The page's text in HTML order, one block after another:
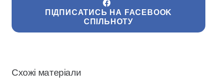
ПІДПИСАТИСЬ НА FACEBOOK
СПІЛЬНОТУ
Схожі матеріали